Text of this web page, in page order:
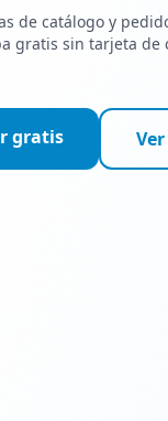
de catálogo y
gratis sin tarjeta de
gratis